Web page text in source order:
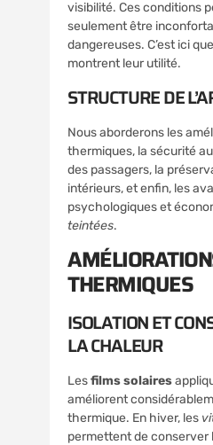
visibilité. Ces conditions
seulement être
dangereuses. C’est ici
montrent leur utilité.
STRUCTURE DE
Nous aborderons les
thermiques, la sécurité
des passagers, la
intérieurs, et enfin, les
psychologiques et
teintées.
THERMIQUES
ISOLATION ET
LA CHALEUR
Lesfilms solaires
améliorent
thermique. En hiver, les
permettent de conserver